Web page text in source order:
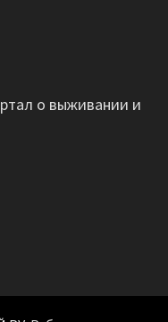
о выживании и